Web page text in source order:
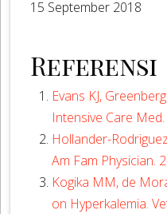
Tanggal
15 September 2018
Referensi
Evans KJ,
Intensive Care
Hollander-
Am Fam Physician.
Kogika MM, de
on Hyperkalemia.